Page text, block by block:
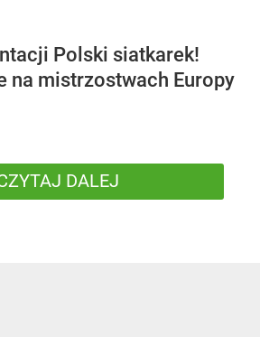
Polski siatkarek!
na mistrzostwach Europy
DALEJ